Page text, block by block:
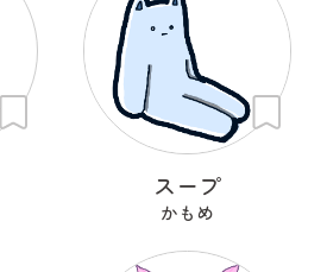
スープ
かもめ